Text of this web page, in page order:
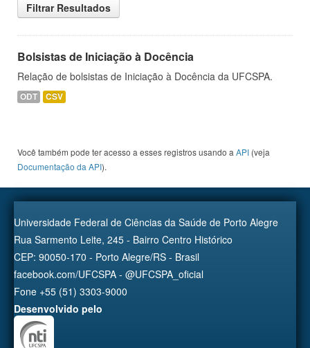
Filtrar Resultados
Bolsistas de Iniciação à Docência
Relação de bolsistas de Iniciação à Docência da UFCSPA.
ODT CSV
Você também pode ter acesso a esses registros usando a API (veja
Documentação da API).
Universidade Federal de Ciências da Saúde de Porto Alegre
Rua Sarmento Leite, 245 - Bairro Centro Histórico
CEP: 90050-170 - Porto Alegre/RS - Brasil
facebook.com/UFCSPA - @UFCSPA_oficial
Fone +55 (51) 3303-9000
Desenvolvido pelo